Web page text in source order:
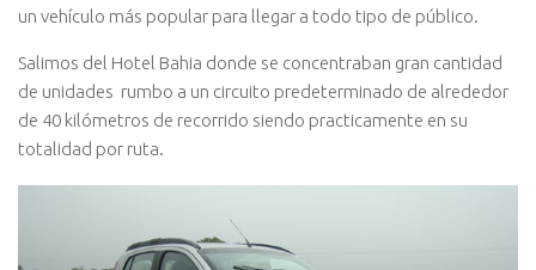
un vehículo más popular para llegar a todo tipo de público.
Salimos del Hotel Bahia donde se concentraban gran cantidad
de unidades rumbo a un circuito predeterminado de alrededor
de 40 kilómetros de recorrido siendo practicamente en su
totalidad por ruta.